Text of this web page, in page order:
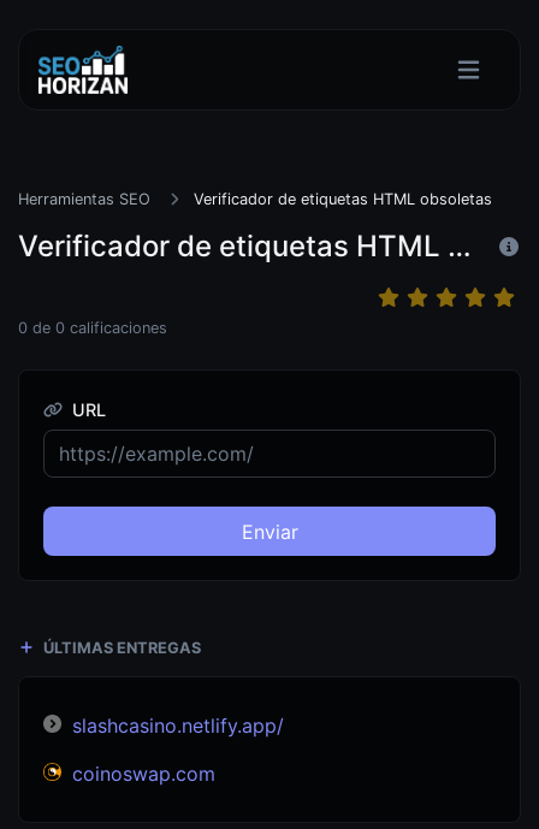
Herramientas SEO Verificador de etiquetas HTML obsoletas
Verificador de etiquetas HTML obsoletas
0 de 0 calificaciones
URL
Enviar
ÚLTIMAS ENTREGAS
slashcasino.netlify.app/
coinoswap.com